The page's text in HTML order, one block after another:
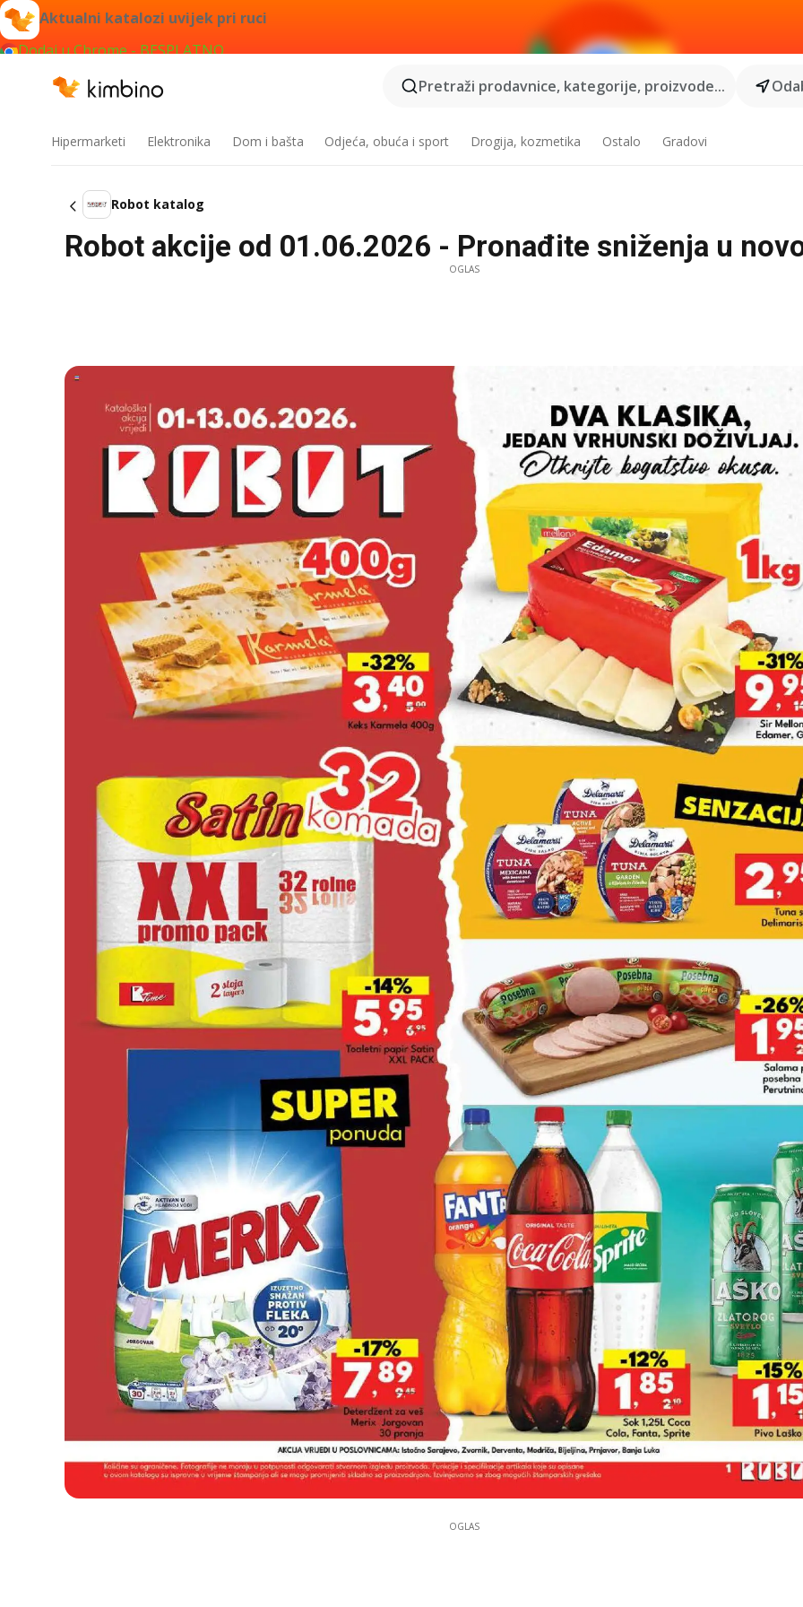
Aktualni katalozi uvijek pri ruci
Dodaj u Chrome - BESPLATNO
Pretraži prodavnice, kategorije, proizvode...
Hipermarketi Elektronika Dom i bašta Odjeća, obuća i sport Drogija, kozmetika Ostalo Gradovi
Robot katalog
Robot akcije od 01.06.2026 - Pronađite sniženja u
OGLAS
OGLAS